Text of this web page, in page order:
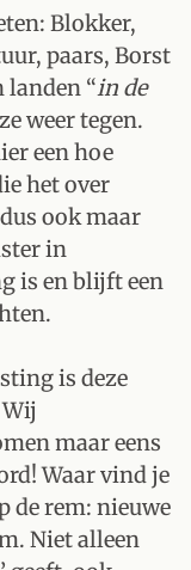
Blokker,
paars, Borst
landen “in de
weer tegen.
een hoe
het over
ook maar
in
is en blijft een
is deze
maar eens
Waar vind je
de rem: nieuwe
Niet alleen